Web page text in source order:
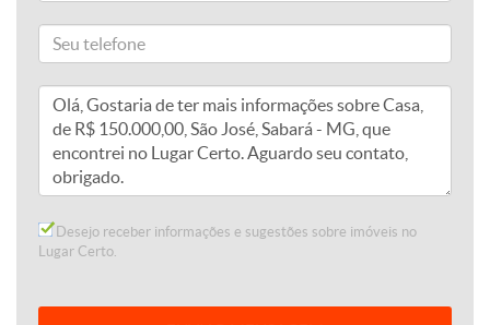
Desejo receber informações e sugestões sobre imóveis no
Lugar Certo.